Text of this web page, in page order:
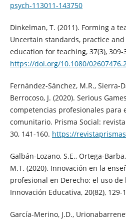
psych-113011-143750
Dinkelman, T. (2011). Forming a
Uncertain standards, practice
education for teaching, 37(3), 309-
https://doi.org/10.1080/
Fernández-Sánchez, M.R., Sierra-
Berrocoso, J. (2020). Serious
competencias profesionales para
comunitario. Prisma Social:
30, 141-160. https://
Galbán-Lozano, S.E., Ortega-
M.T. (2020). Innovación en la
profesional en Derecho: el uso
Innovación Educativa, 20(82), 129-
García-Merino, J.D.,